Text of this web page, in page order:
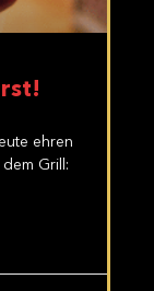
ehren
Grill: